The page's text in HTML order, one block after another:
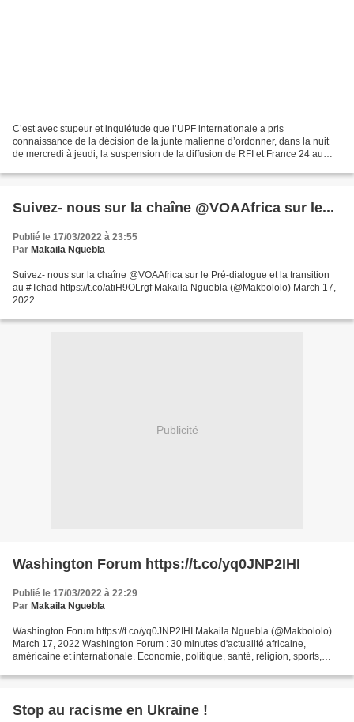
C’est avec stupeur et inquiétude que l’UPF internationale a pris
connaissance de la décision de la junte malienne d’ordonner, dans la nuit
de mercredi à jeudi, la suspension de la diffusion de RFI et France 24 au
Suivez- nous sur la chaîne @VOAAfrica sur le...
Publié le 17/03/2022 à 23:55
Par Makaila Nguebla
Suivez- nous sur la chaîne @VOAAfrica sur le Pré-dialogue et la transition
au #Tchad https://t.co/atiH9OLrgf Makaila Nguebla (@Makbololo) March 17,
2022
Publicité
Washington Forum https://t.co/yq0JNP2IHI
Publié le 17/03/2022 à 22:29
Par Makaila Nguebla
Washington Forum https://t.co/yq0JNP2IHI Makaila Nguebla (@Makbololo)
March 17, 2022 Washington Forum : 30 minutes d'actualité africaine,
américaine et internationale. Economie, politique, santé, religion, sports,
Stop au racisme en Ukraine !